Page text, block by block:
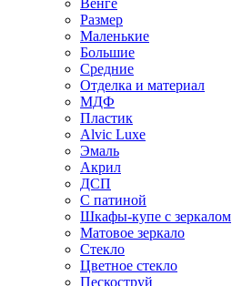
Венге
Размер
Маленькие
Большие
Средние
Отделка и материал
МДФ
Пластик
Alvic Luxe
Эмаль
Акрил
ДСП
С патиной
Шкафы-купе с зеркалом
Матовое зеркало
Стекло
Цветное стекло
Пескоструй